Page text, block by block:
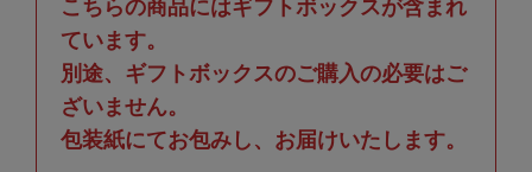
こちらの商品にはギフトボックスが含まれ
ています。
別途、ギフトボックスのご購入の必要はご
ざいません。
包装紙にてお包みし、お届けいたします。